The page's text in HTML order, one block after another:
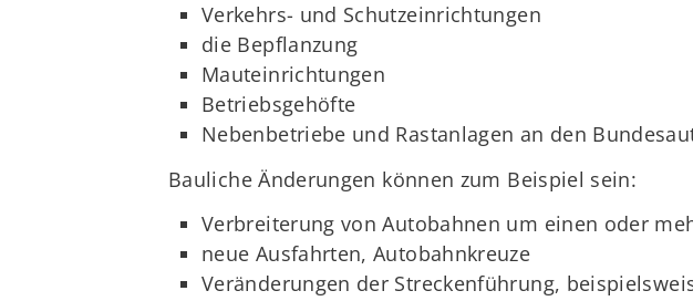
Verkehrs- und Schutzeinrichtungen
die Bepflanzung
Mauteinrichtungen
Betriebsgehöfte
Nebenbetriebe und Rastanlagen an den
Bauliche Änderungen können zum Beispiel sein:
Verbreiterung von Autobahnen um einen oder
neue Ausfahrten, Autobahnkreuze
Veränderungen der Streckenführung,